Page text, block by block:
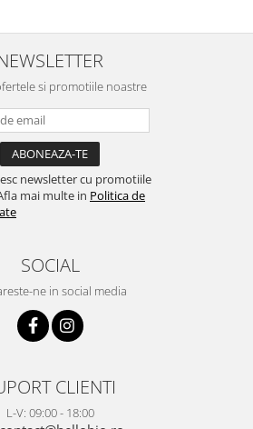
si promotiile noastre
newsletter cu promotiile
mai multe in Politica de
SOCIAL
ne in social media
CLIENTI
L-V: 09:00 - 18:00